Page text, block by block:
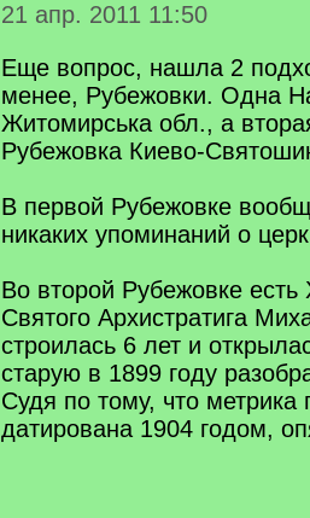
21 апр. 2011 11:50
Еще вопрос, нашла 2
менее, Рубежовки. Одна
Житомирська обл., а
Рубежовка Киево-
В первой Рубежовке
никаких упоминаний о
Во второй Рубежовке
Святого Архистратига
строилась 6 лет и
старую в 1899 году
Судя по тому, что метрика
датирована 1904 годом,